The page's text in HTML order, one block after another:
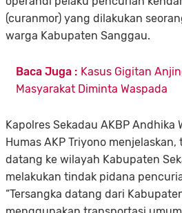
(curanmor) yang dilakukan
warga Kabupaten Sanggau.
Baca Juga : Kasus Gigitan
Masyarakat Diminta Waspada
Kapolres Sekadau AKBP Andhika
Humas AKP Triyono
datang ke wilayah Kabupaten
melakukan tindak pidana
“Tersangka datang dari